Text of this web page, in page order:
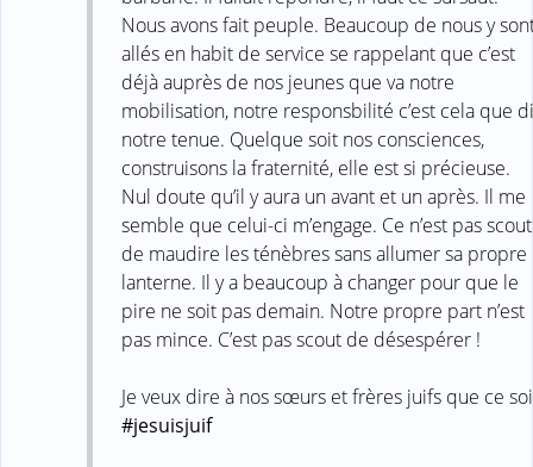
Nous avons fait peuple. Beaucoup de nous y
allés en habit de service se rappelant que c’est
déjà auprès de nos jeunes que va notre
mobilisation, notre responsbilité c’est cela que
notre tenue. Quelque soit nos consciences,
construisons la fraternité, elle est si précieuse.
Nul doute qu’il y aura un avant et un après. Il me
semble que celui-ci m’engage. Ce n’est pas scout
de maudire les ténèbres sans allumer sa propre
lanterne. Il y a beaucoup à changer pour que le
pire ne soit pas demain. Notre propre part n’est
pas mince. C’est pas scout de désespérer !
Je veux dire à nos sœurs et frères juifs que ce
#‎jesuisjuif‬